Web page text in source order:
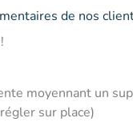
de nos
moyennant un
sur place)